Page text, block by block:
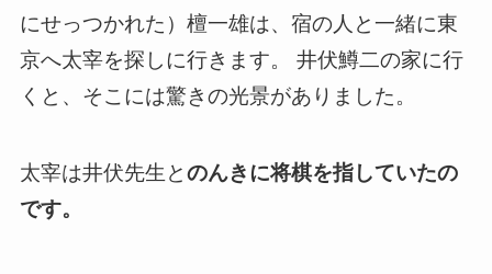
にせっつかれた）檀一雄は、宿の人と一緒に東
京へ太宰を探しに行きます。 井伏鱒二の家に行
くと、そこには驚きの光景がありました。
太宰は井伏先生とのんきに将棋を指していたの
です。